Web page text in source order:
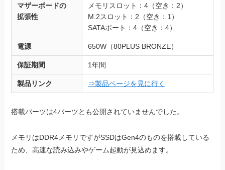
マザーボードの
拡張性
メモリスロット：4（空き：2）
M.2スロット：2（空き：1）
SATAポート：4（空き：4）
電源 650W（80PLUS BRONZE）
保証期間 1年間
製品リンク ⇒製品ページを見に行く
搭載パーツは4パーツとも公開されていませんでした。
メモリはDDR4メモリですがSSDはGen4のものを搭載している
ため、高速な読み込みやゲーム起動が見込めます。